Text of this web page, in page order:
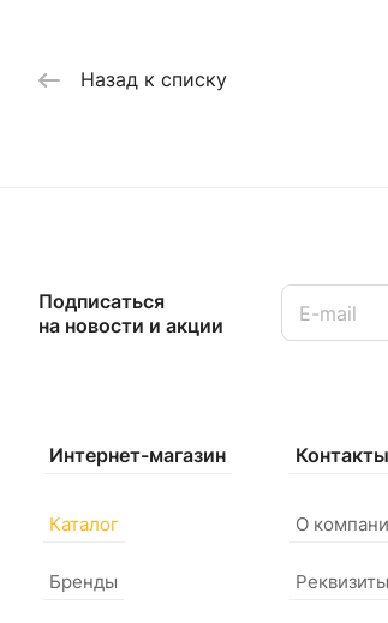
Назад к списку
Подписаться
на новости и акции
Интернет-магазин
Каталог
Бренды
Контакты
О
Реквизиты